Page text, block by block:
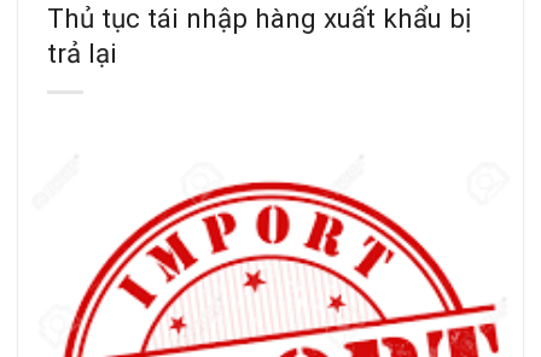
Thủ tục tái nhập hàng xuất khẩu bị
trả lại